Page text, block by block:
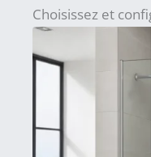
Choisissez et